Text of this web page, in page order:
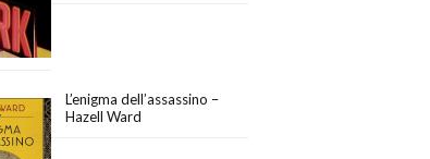
L’enigma dell’assassino –
Hazell Ward